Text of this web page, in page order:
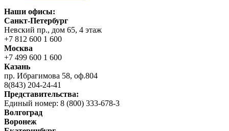
Наши офисы:
Санкт-Петербург
Невский пр., дом 65, 4 этаж
+7 812 600 1 600
Москва
+7 499 600 1 600
Казань
пр. Ибрагимова 58, оф.804
8(843) 204-24-41
Представительства:
Единый номер: 8 (800) 333-678-3
Волгоград
Воронеж